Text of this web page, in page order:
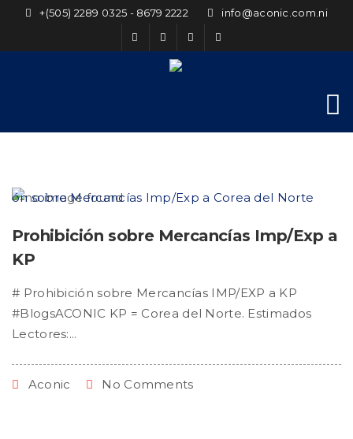
+(505) 2289 0325 - 8679 2222 info@aconic.com.ni
Prohibición sobre Mercancías Imp/Exp a
KP
# Prohibición sobre Mercancías IMP/EXP a KP
#BlogsACONIC KP = Corea del Norte. Estimados
Lectores:...
Aconic No Comments